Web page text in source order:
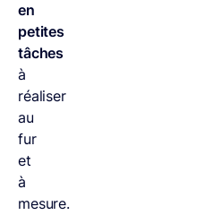
en
petites
tâches
à
réaliser
au
fur
et
à
mesure.